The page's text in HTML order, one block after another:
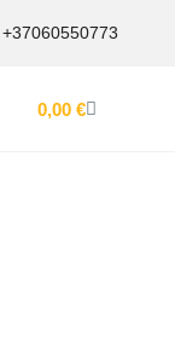
+37060550773
0,00 €